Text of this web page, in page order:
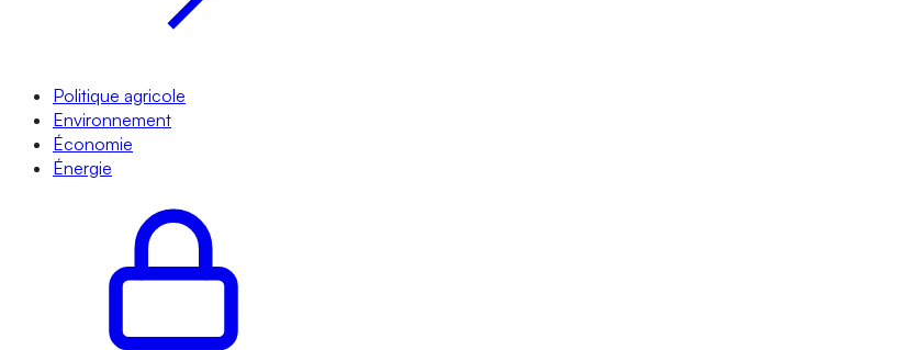
Politique agricole
Environnement
Économie
Énergie